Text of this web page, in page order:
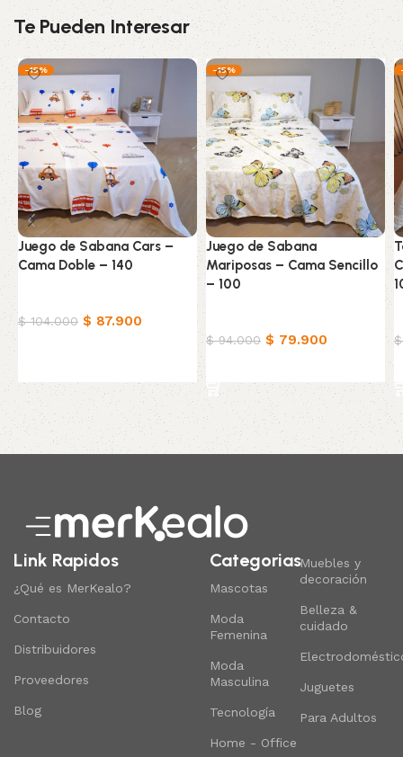
Te Pueden Interesar
-15%
Juego de Sabana Cars –
Cama Doble – 140
$104.000 $ 87.900
-15%
Juego de Sabana
Mariposas – Cama Sencillo
– 100
$94.000 $ 79.900 $
Read More
Link Rapidos
¿Qué es MerKealo?
Contacto
Distribuidores
Proveedores
Blog
Categorias
Mascotas
Moda
Femenina
Moda
Masculina
Tecnología
Home - Office
Muebles y
decoración
Belleza &
cuidado
Juguetes
Para Adultos